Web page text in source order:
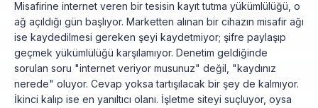
Misafirine internet veren bir tesisin kayıt tutma yükümlülüğü, o
ağ açıldığı gün başlıyor. Marketten alınan bir cihazın misafir ağı
ise kaydedilmesi gereken şeyi kaydetmiyor; şifre paylaşıp
geçmek yükümlülüğü karşılamıyor. Denetim geldiğinde
sorulan soru "internet veriyor musunuz" değil, "kaydınız
nerede" oluyor. Cevap yoksa tartışılacak bir şey de kalmıyor.
İkinci kalıp ise en yanıltıcı olanı. İşletme siteyi suçluyor, oysa